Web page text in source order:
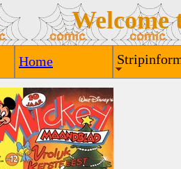
Welcome
Home